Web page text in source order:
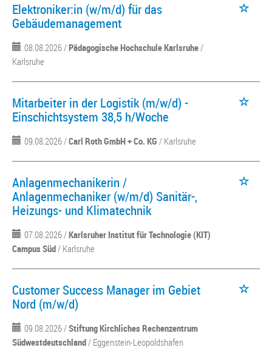
Elektroniker:in (w/m/d) für das
Gebäudemanagement
08.08.2026 /Pädagogische Hochschule Karlsruhe/
Karlsruhe
Mitarbeiter in der Logistik (m/w/d) -
Einschichtsystem 38,5 h/Woche
09.08.2026 /Carl Roth GmbH + Co. KG / Karlsruhe
Anlagenmechanikerin /
Anlagenmechaniker (w/m/d) Sanitär-,
Heizungs- und Klimatechnik
07.08.2026 /Karlsruher Institut für Technologie (KIT)
Campus Süd/ Karlsruhe
Customer Success Manager im Gebiet
Nord (m/w/d)
09.08.2026 /Stiftung Kirchliches Rechenzentrum
Südwestdeutschland/ Eggenstein-Leopoldshafen